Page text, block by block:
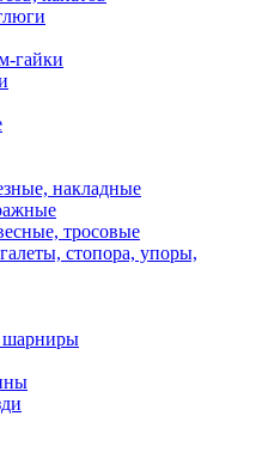
гайки
накладные
тросовые
стопора, упоры,
шарниры